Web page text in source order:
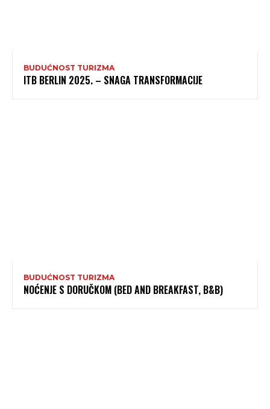
BUDUĆNOST TURIZMA
ITB BERLIN 2025. – SNAGA TRANSFORMACIJE
BUDUĆNOST TURIZMA
NOĆENJE S DORUČKOM (BED AND BREAKFAST, B&B)